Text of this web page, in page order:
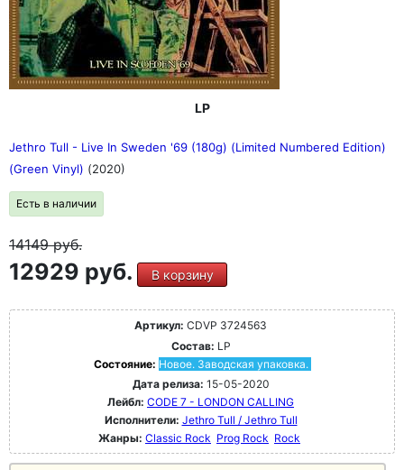
LP
Jethro Tull - Live In Sweden '69 (180g) (Limited Numbered Edition)
(Green Vinyl) (2020)
Есть в наличии
14149руб.
12929 руб. В корзину
Артикул: CDVP 3724563
Состав: LP
Состояние: Новое. Заводская упаковка.
Дата релиза: 15-05-2020
Лейбл: CODE 7 - LONDON CALLING
Исполнители: Jethro Tull / Jethro Tull
Жанры: Classic Rock Prog Rock Rock